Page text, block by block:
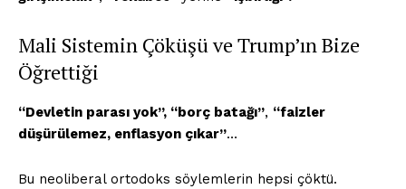
Mali Sistemin Çöküşü ve Trump’ın Bize
Öğrettiği
“Devletin parası yok”, “borç batağı”, “faizler
düşürülemez, enflasyon çıkar”…
Bu neoliberal ortodoks söylemlerin hepsi çöktü.